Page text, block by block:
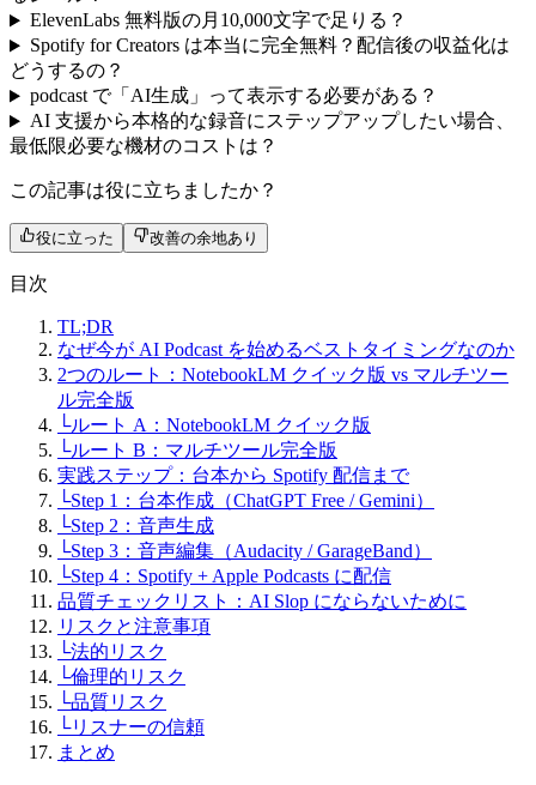
ElevenLabs 無料版の月10,000文字で足りる？
Spotify for Creators は本当に完全無料？配信後の収益化は
どうするの？
podcast で「AI生成」って表示する必要がある？
AI 支援から本格的な録音にステップアップしたい場合、
最低限必要な機材のコストは？
この記事は役に立ちましたか？
役に立った 改善の余地あり
目次
TL;DR
なぜ今が AI Podcast を始めるベストタイミングなのか
2つのルート：NotebookLM クイック版 vs マルチツー
ル完全版
└ルート A：NotebookLM クイック版
└ルート B：マルチツール完全版
実践ステップ：台本から Spotify 配信まで
└Step 1：台本作成（ChatGPT Free / Gemini）
└Step 2：音声生成
└Step 3：音声編集（Audacity / GarageBand）
└Step 4：Spotify + Apple Podcasts に配信
品質チェックリスト：AI Slop にならないために
リスクと注意事項
└法的リスク
└倫理的リスク
└品質リスク
└リスナーの信頼
まとめ